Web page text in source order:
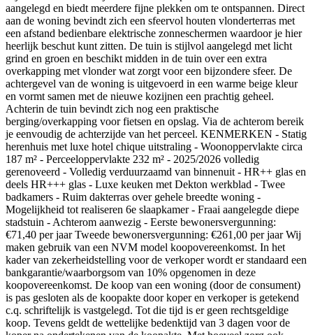
aangelegd en biedt meerdere fijne plekken om te ontspannen. Direct
aan de woning bevindt zich een sfeervol houten vlonderterras met
een afstand bedienbare elektrische zonneschermen waardoor je hier
heerlijk beschut kunt zitten. De tuin is stijlvol aangelegd met licht
grind en groen en beschikt midden in de tuin over een extra
overkapping met vlonder wat zorgt voor een bijzondere sfeer. De
achtergevel van de woning is uitgevoerd in een warme beige kleur
en vormt samen met de nieuwe kozijnen een prachtig geheel.
Achterin de tuin bevindt zich nog een praktische
berging/overkapping voor fietsen en opslag. Via de achterom bereik
je eenvoudig de achterzijde van het perceel. KENMERKEN - Statig
herenhuis met luxe hotel chique uitstraling - Woonoppervlakte circa
187 m² - Perceeloppervlakte 232 m² - 2025/2026 volledig
gerenoveerd - Volledig verduurzaamd van binnenuit - HR++ glas en
deels HR+++ glas - Luxe keuken met Dekton werkblad - Twee
badkamers - Ruim dakterras over gehele breedte woning -
Mogelijkheid tot realiseren 6e slaapkamer - Fraai aangelegde diepe
stadstuin - Achterom aanwezig - Eerste bewonersvergunning:
€71,40 per jaar Tweede bewonersvergunning: €261,00 per jaar Wij
maken gebruik van een NVM model koopovereenkomst. In het
kader van zekerheidstelling voor de verkoper wordt er standaard een
bankgarantie/waarborgsom van 10% opgenomen in deze
koopovereenkomst. De koop van een woning (door de consument)
is pas gesloten als de koopakte door koper en verkoper is getekend
c.q. schriftelijk is vastgelegd. Tot die tijd is er geen rechtsgeldige
koop. Tevens geldt de wettelijke bedenktijd van 3 dagen voor de